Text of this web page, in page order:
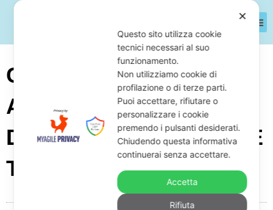
Caro Energia Per Le
Aziende: Come Salvarsi
Dai Debiti Se L’energia È
Troppo Cara
✕
Questo sito utilizza cookie
tecnici necessari al suo
funzionamento.
Non utilizziamo cookie di
profilazione o di terze parti.
Puoi accettare, rifiutare o
personalizzare i cookie
premendo i pulsanti desiderati.
Chiudendo questa informativa
continuerai senza accettare.
Accetta
Rifiuta